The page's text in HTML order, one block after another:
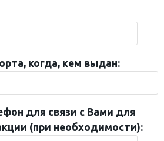
когда, кем выдан:
для связи с Вами для
(при необходимости):